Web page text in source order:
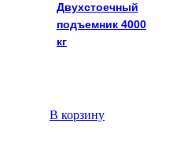
Двухстоечный
подъемник 4000
кг
В корзину